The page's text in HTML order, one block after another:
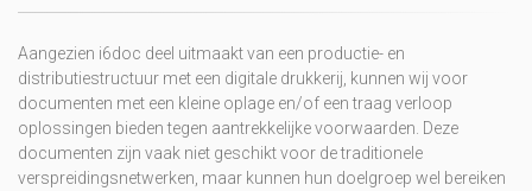
Aangezien i6doc deel uitmaakt van een productie- en
distributiestructuur met een digitale drukkerij, kunnen wij voor
documenten met een kleine oplage en/of een traag verloop
oplossingen bieden tegen aantrekkelijke voorwaarden. Deze
documenten zijn vaak niet geschikt voor de traditionele
verspreidingsnetwerken, maar kunnen hun doelgroep wel bereiken